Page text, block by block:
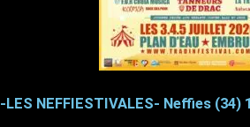
-LES NEFFIESTIVALES- Neffies (34)